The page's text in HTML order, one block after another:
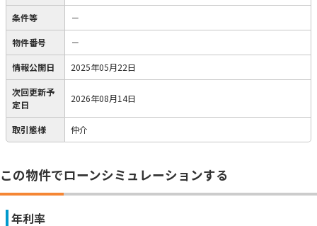
条件等 －
物件番号 －
情報公開日 2025年05月22日
次回更新予
定日
2026年08月14日
取引態様 仲介
この物件でローンシミュレーションする
年利率